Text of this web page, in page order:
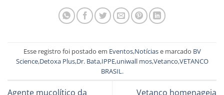
Esse registro foi postado em Eventos,Notíciase marcado BV
Science,Detoxa Plus,Dr. Bata,IPPE,uniwall mos,Vetanco,VETANCO
BRASIL .
Agente mucolítico da
Vetanco homenageia